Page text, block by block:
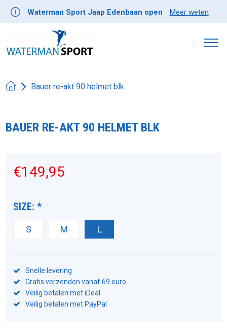
Waterman Sport Jaap Edenbaan open Meer weten
Bauer re-akt 90 helmet blk
BAUER RE-AKT 90 HELMET BLK
€149,95
SIZE:*
S M L
Snelle levering
Gratis verzenden vanaf 69 euro
Veilig betalen met iDeal
Veilig betalen met PayPal